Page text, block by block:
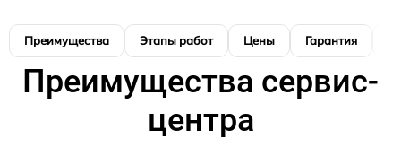
Преимущества Этапы работ Цены Гарантия
Преимущества сервис-
центра